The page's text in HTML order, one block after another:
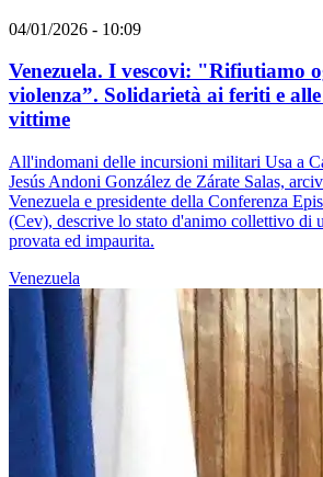
04/01/2026 - 10:09
Venezuela. I vescovi: "Rifiutiamo
violenza”. Solidarietà ai feriti e
vittime
All'indomani delle incursioni militari Usa a
Jesús Andoni González de Zárate Salas,
Venezuela e presidente della Conferenza
(Cev), descrive lo stato d'animo collettivo di
provata ed impaurita.
Venezuela